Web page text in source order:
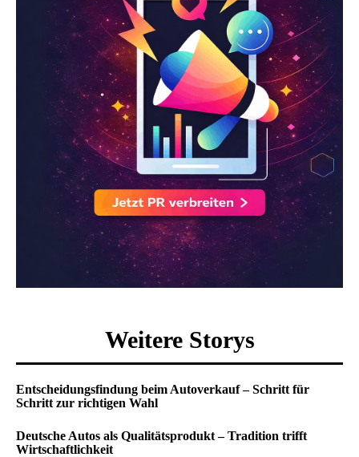
Weitere Storys
Entscheidungsfindung beim Autoverkauf – Schritt für
Schritt zur richtigen Wahl
Deutsche Autos als Qualitätsprodukt – Tradition trifft
Wirtschaftlichkeit